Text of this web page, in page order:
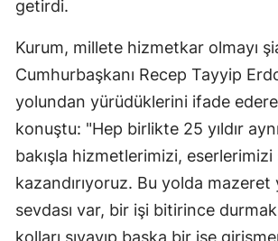
getirdi.
Kurum, millete hizmetkar olmayı
Cumhurbaşkanı Recep Tayyip
yolundan yürüdüklerini ifade
konuştu: "Hep birlikte 25 yıldır
bakışla hizmetlerimizi,
kazandırıyoruz. Bu yolda
sevdası var, bir işi bitirince
kolları sıvayıp başka bir işe